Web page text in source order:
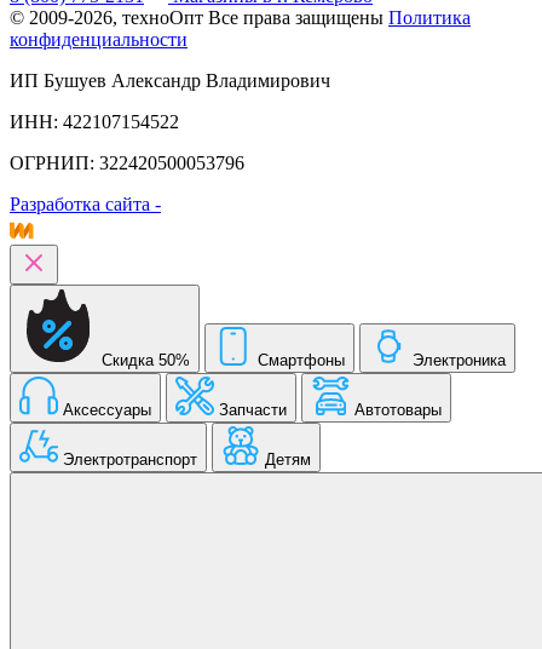
© 2009-2026, техноОпт Все права защищены Политика
конфиденциальности
ИП Бушуев Александр Владимирович
ИНН: 422107154522
ОГРНИП: 322420500053796
Разработка сайта -
Скидка 50% Смартфоны Электроника
Аксессуары Запчасти Автотовары
Электротранспорт Детям